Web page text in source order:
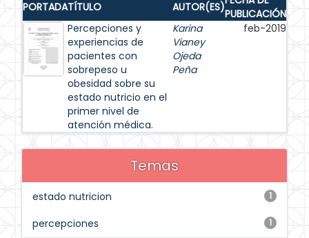
PORTADATÍTULO AUTOR(ES)PUBLICACIÓN
Percepciones y
experiencias de
pacientes con
sobrepeso u
obesidad sobre su
estado nutricio en el
primer nivel de
atención médica.
Karina
Vianey
Ojeda
Peña
feb-2019
Temas
1
estado nutricion
1
percepciones